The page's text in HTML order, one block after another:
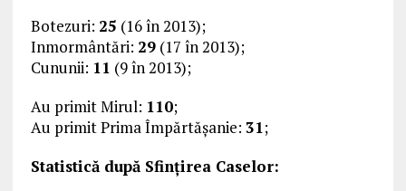
Botezuri: 25 (16 în 2013);
Inmormântări: 29(17 în 2013);
Cununii: 11 (9 în 2013);
Au primit Mirul: 110;
Au primit Prima Împărtășanie: 31;
Statistică după Sfințirea Caselor: